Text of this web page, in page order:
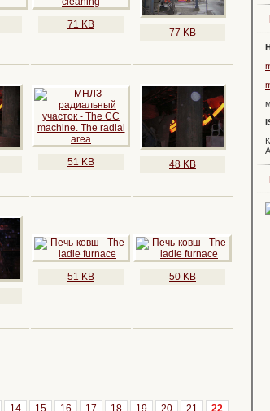
71 KB
77 KB
51 KB 48 KB
51 KB 50 KB
14 15 16 17 18 19 20 21 22